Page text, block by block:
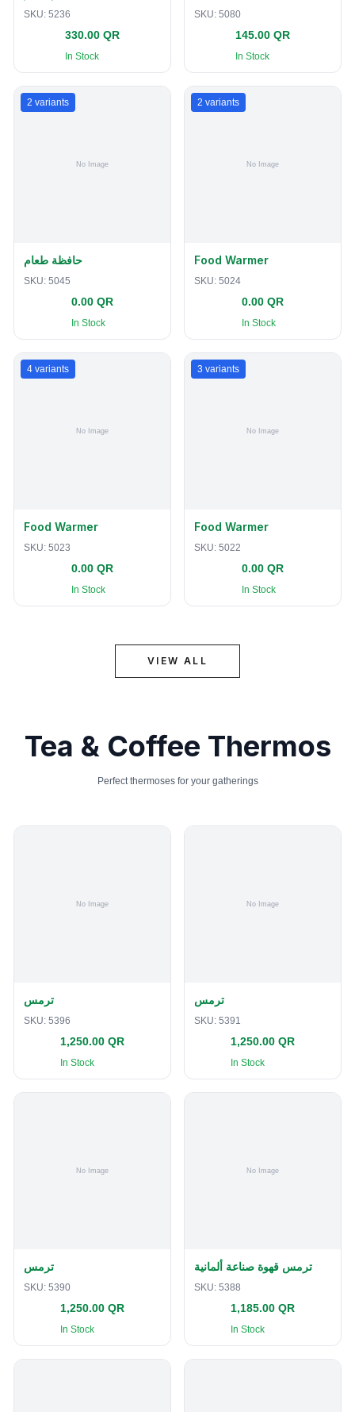
SKU: 5236
330.00 QR
In Stock
SKU: 5080
145.00 QR
In Stock
2 variants
حافظة طعام
SKU: 5045
0.00 QR
In Stock
2 variants
Food Warmer
SKU: 5024
0.00 QR
In Stock
4 variants
Food Warmer
SKU: 5023
0.00 QR
In Stock
3 variants
Food Warmer
SKU: 5022
0.00 QR
In Stock
VIEW ALL
Tea & Coffee Thermos
Perfect thermoses for your gatherings
ترمس
SKU: 5396
1,250.00 QR
In Stock
ترمس
SKU: 5391
1,250.00 QR
In Stock
ترمس
SKU: 5390
1,250.00 QR
In Stock
ترمس قهوة صناعة ألمانية
SKU: 5388
1,185.00 QR
In Stock